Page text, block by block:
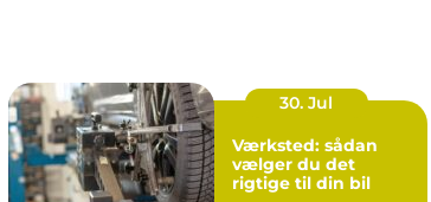
30. Jul
Værksted: sådan
vælger du det
rigtige til din bil